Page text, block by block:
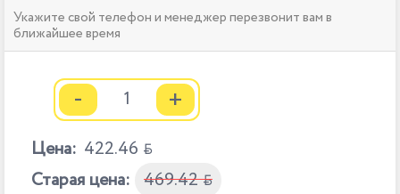
Укажите свой телефон и менеджер перезвонит вам в
ближайшее время
- +
Цена: 422.46 
Старая цена: 469.42 